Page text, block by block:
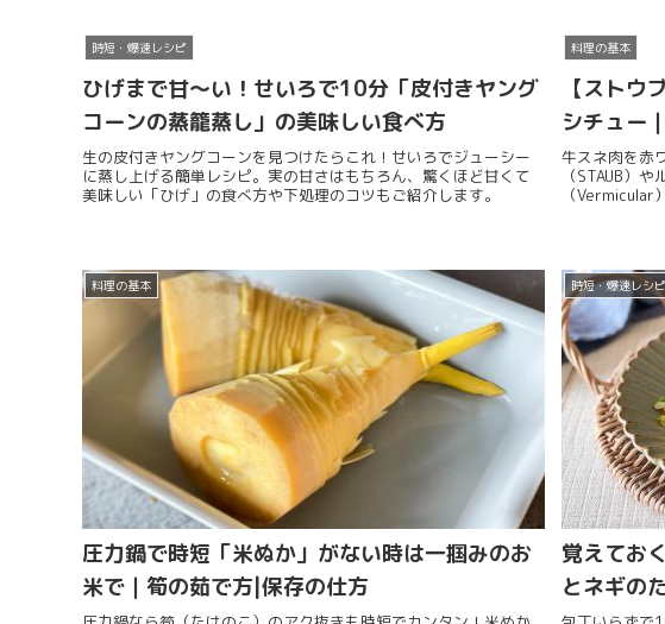
時短・爆速レシピ
ひげまで甘〜い！せいろで10分「皮付きヤング
コーンの蒸籠蒸し」の美味しい食べ方
生の皮付きヤングコーンを見つけたらこれ！せいろでジューシー
に蒸し上げる簡単レシピ。実の甘さはもちろん、驚くほど甘くて
美味しい「ひげ」の食べ方や下処理のコツもご紹介します。
料理の基本
【ストウ
シチュー
牛スネ肉を赤
（STAUB）
（Vermicular
料理の基本
圧力鍋で時短「米ぬか」がない時は一掴みのお
米で｜筍の茹で方|保存の仕方
時短・爆速レシピ
覚えてお
とネギの